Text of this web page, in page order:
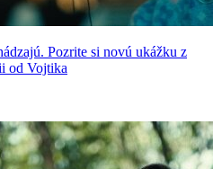
Pozrite si novú ukážku z
od Vojtika